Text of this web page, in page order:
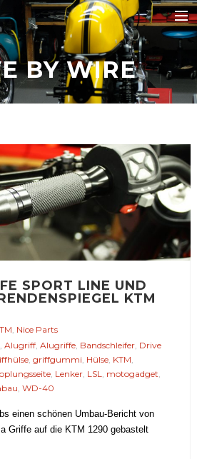
BY WIRE
SPORT LINE UND
KTM
, Nice Parts
, Alugriff, Alugriffe, Bandschleifer, Drive
, griffgummi, Hülse, KTM,
, Lenker, LSL, motogadget,
, WD-40
einen schönen Umbau-Bericht von
Griffe auf die KTM 1290 gebastelt